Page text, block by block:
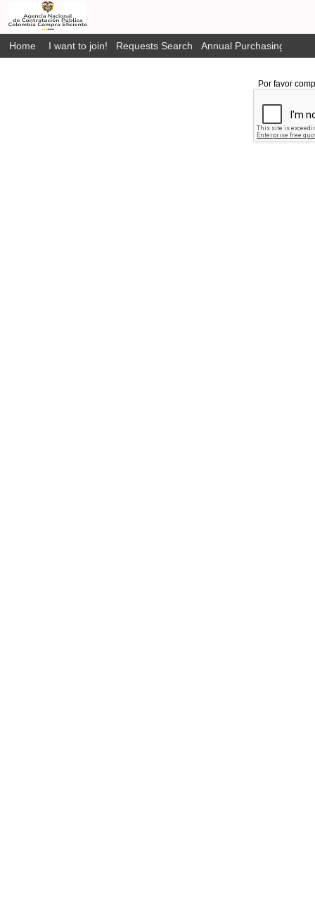
Home I want to join! Requests Search Annual Purchasing Plan
Por favor